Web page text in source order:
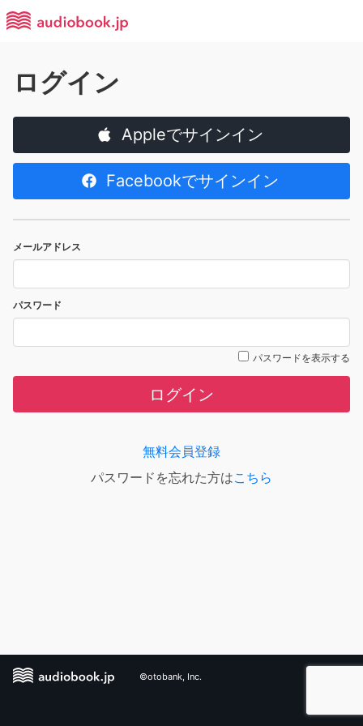
ログイン
Appleでサインイン
Facebookでサインイン
メールアドレス
パスワード
パスワードを表示する
ログイン
無料会員登録
パスワードを忘れた方はこちら
©otobank, Inc.